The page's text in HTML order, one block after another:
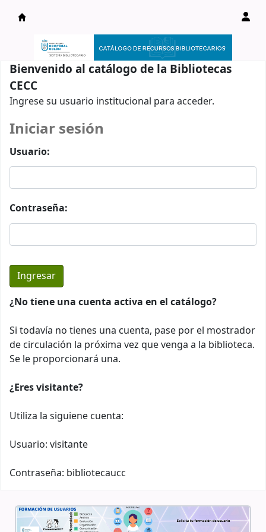
Catálogo en línea
Bienvenido al catálogo de la Bibliotecas
CECC
Ingrese su usuario institucional para acceder.
Iniciar sesión
Usuario:
Contraseña:
¿No tiene una cuenta activa en el catálogo?
Si todavía no tienes una cuenta, pase por el mostrador
de circulación la próxima vez que venga a la biblioteca.
Se le proporcionará una.
¿Eres visitante?
Utiliza la siguiene cuenta:
Usuario: visitante
Contraseña: bibliotecaucc